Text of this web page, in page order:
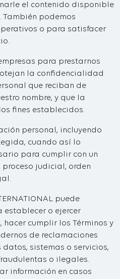
el contenido disponible
También podemos
o para satisfacer
para prestarnos
la confidencialidad
que reciban de
nombre, y que la
fines establecidos.
personal, incluyendo
cuando así lo
para cumplir con un
judicial, orden
puede
o ejercer
hacer cumplir los Términos y
de reclamaciones
datos, sistemas o servicios,
o ilegales.
información en casos